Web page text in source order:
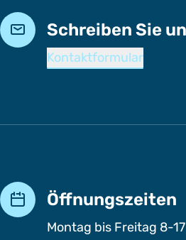
Schreiben Sie
Kontaktformular
Öffnungszeiten
Montag bis Freitag 8-